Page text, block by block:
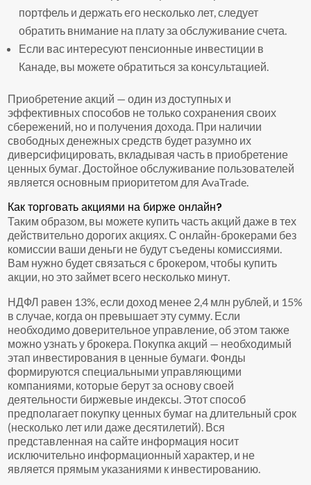
портфель и держать его несколько лет, следует
обратить внимание на плату за обслуживание счета.
Если вас интересуют пенсионные инвестиции в
Канаде, вы можете обратиться за консультацией.
Приобретение акций — один из доступных и
эффективных способов не только сохранения своих
сбережений, но и получения дохода. При наличии
свободных денежных средств будет разумно их
диверсифицировать, вкладывая часть в приобретение
ценных бумаг. Достойное обслуживание пользователей
является основным приоритетом для AvaTrade.
Как торговать акциями на бирже онлайн?
Таким образом, вы можете купить часть акций даже в тех
действительно дорогих акциях. С онлайн-брокерами без
комиссии ваши деньги не будут съедены комиссиями.
Вам нужно будет связаться с брокером, чтобы купить
акции, но это займет всего несколько минут.
НДФЛ равен 13%, если доход менее 2,4 млн рублей, и 15%
в случае, когда он превышает эту сумму. Если
необходимо доверительное управление, об этом также
можно узнать у брокера. Покупка акций — необходимый
этап инвестирования в ценные бумаги. Фонды
формируются специальными управляющими
компаниями, которые берут за основу своей
деятельности биржевые индексы. Этот способ
предполагает покупку ценных бумаг на длительный срок
(несколько лет или даже десятилетий). Вся
представленная на сайте информация носит
исключительно информационный характер, и не
является прямым указаниями к инвестированию.